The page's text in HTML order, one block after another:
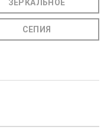
ЗЕРКАЛЬНОЕ
СЕПИЯ